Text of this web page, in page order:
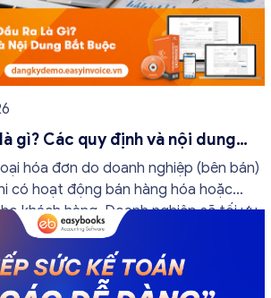
gì? Các quy định và nội dung
hóa đơn do doanh nghiệp (bên bán)
có hoạt động bán hàng hóa hoặc
khách hàng. Doanh nghiệp sẽ tối ưu
và tránh được những án phạt hành
nếu nắm rõ […]